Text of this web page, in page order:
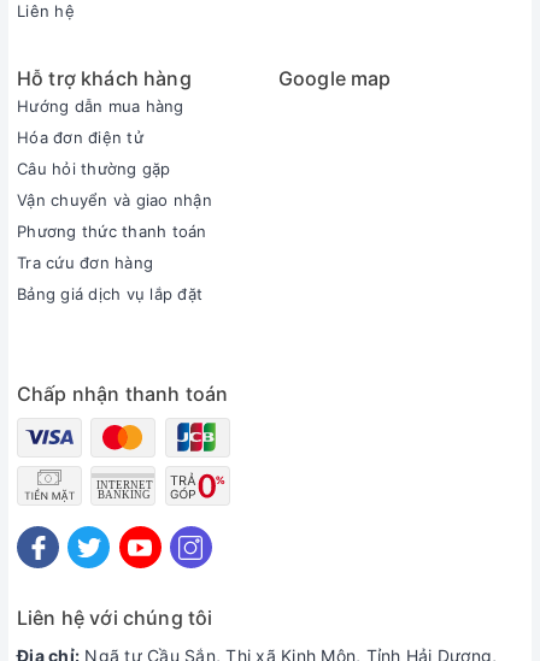
Liên hệ
Hỗ trợ khách hàng
Hướng dẫn mua hàng
Hóa đơn điện tử
Câu hỏi thường gặp
Vận chuyển và giao nhận
Phương thức thanh toán
Tra cứu đơn hàng
Bảng giá dịch vụ lắp đặt
Google map
Chấp nhận thanh toán
Liên hệ với chúng tôi
Địa chỉ: Ngã tư Cầu Sắn, Thị xã Kinh Môn, Tỉnh Hải Dương,